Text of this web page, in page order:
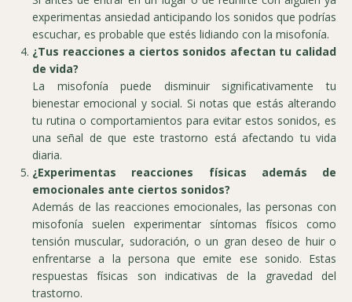
experimentas ansiedad anticipando los sonidos que podrías
escuchar, es probable que estés lidiando con la misofonía.
¿Tus reacciones a ciertos sonidos afectan tu calidad
de vida?
La misofonía puede disminuir significativamente tu
bienestar emocional y social. Si notas que estás alterando
tu rutina o comportamientos para evitar estos sonidos, es
una señal de que este trastorno está afectando tu vida
diaria.
¿Experimentas reacciones físicas además de
emocionales ante ciertos sonidos?
Además de las reacciones emocionales, las personas con
misofonía suelen experimentar síntomas físicos como
tensión muscular, sudoración, o un gran deseo de huir o
enfrentarse a la persona que emite ese sonido. Estas
respuestas físicas son indicativas de la gravedad del
trastorno.